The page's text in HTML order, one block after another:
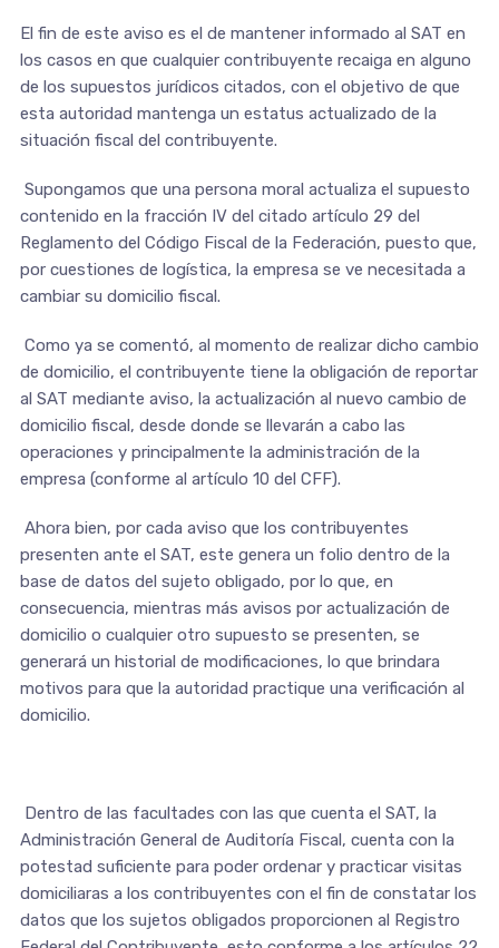
El fin de este aviso es el de mantener informado al SAT en
los casos en que cualquier contribuyente recaiga en alguno
de los supuestos jurídicos citados, con el objetivo de que
esta autoridad mantenga un estatus actualizado de la
situación fiscal del contribuyente.
Supongamos que una persona moral actualiza el supuesto
contenido en la fracción IV del citado artículo 29 del
Reglamento del Código Fiscal de la Federación, puesto que,
por cuestiones de logística, la empresa se ve necesitada a
cambiar su domicilio fiscal.
Como ya se comentó, al momento de realizar dicho cambio
de domicilio, el contribuyente tiene la obligación de reportar
al SAT mediante aviso, la actualización al nuevo cambio de
domicilio fiscal, desde donde se llevarán a cabo las
operaciones y principalmente la administración de la
empresa (conforme al artículo 10 del CFF).
Ahora bien, por cada aviso que los contribuyentes
presenten ante el SAT, este genera un folio dentro de la
base de datos del sujeto obligado, por lo que, en
consecuencia, mientras más avisos por actualización de
domicilio o cualquier otro supuesto se presenten, se
generará un historial de modificaciones, lo que brindara
motivos para que la autoridad practique una verificación al
domicilio.
Dentro de las facultades con las que cuenta el SAT, la
Administración General de Auditoría Fiscal, cuenta con la
potestad suficiente para poder ordenar y practicar visitas
domiciliaras a los contribuyentes con el fin de constatar los
datos que los sujetos obligados proporcionen al Registro